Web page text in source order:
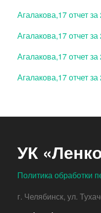
Агалакова,17 отчет
Агалакова,17 отчет
Агалакова,17 отчет
Агалакова,17 отчет
УК
Политика обработки
г. Челябинск, ул.